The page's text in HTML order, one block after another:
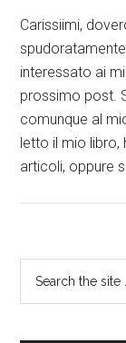
Carissiimi,
interessato ai
prossimo post.
comunque al
letto il mio libro,
articoli, oppure